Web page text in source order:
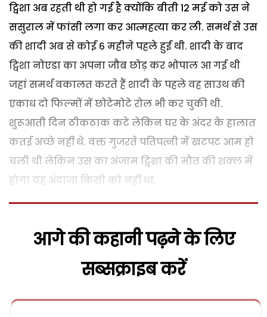
ट्विशा अब रहती थी हो गई है क्योंकि बीती 12 मई को उस ने
ससुराल में फांसी लगा कर आत्महत्या कर ली. समर्थ से उस
की शादी अब से कोई 6 महीने पहले हुई थी. शादी के बाद
ट्विशा नोएडा का अपना जौब छोड़ कर भोपाल आ गई थी
जहां समर्थ वकालत करते हैं शादी के पहले वह साउथ की
एकाध दो फिल्मों में छोटेमोटे रोल भी कर चुकी थी.
शुरूआती दिन ठीकठाक कटे लेकिन घर के अंदर के हालात
कतई अच्छे नहीं थे. वक्त गुजरते पतिपत्नी में खटपट आम हो
चली थी लेकिन उस का अंजाम ट्विशा की मौत की शक्ल में
होगा यह अंदाजा किसी को नहीं था.
आगे की कहानी पढ़ने के लिए
सब्सक्राइब करें